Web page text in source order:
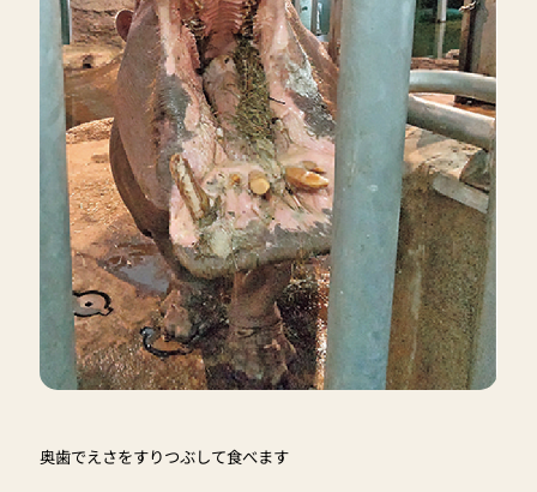
奥歯でえさをすりつぶして食べます